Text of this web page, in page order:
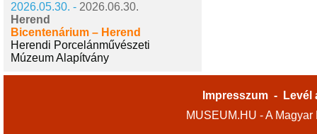
2026.05.30. - 2026.06.30.
Herend
Bicentenárium – Herend
Herendi Porcelánművészeti
Múzeum Alapítvány
Impresszum -
Levél
MUSEUM.HU - A